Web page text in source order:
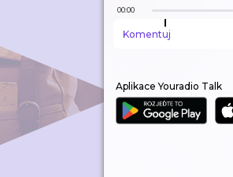
00:00
Komentuj
Aplikace Youradio Talk